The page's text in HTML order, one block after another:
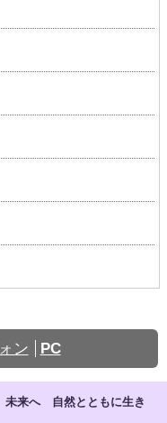
ン PC
来へ 自然とともに生き